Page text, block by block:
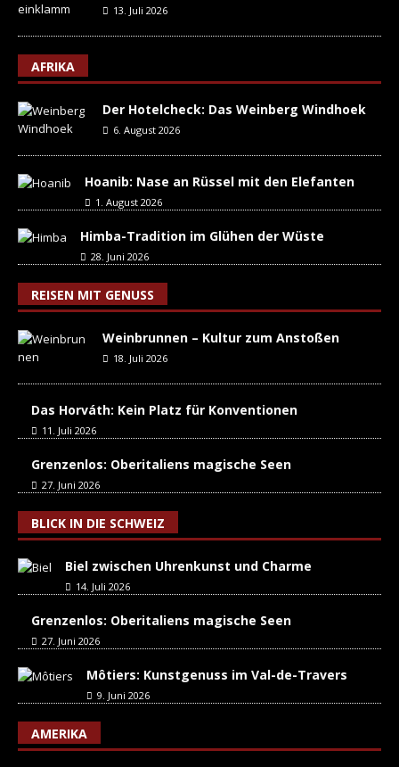
13. Juli 2026
AFRIKA
Der Hotelcheck: Das Weinberg Windhoek
6. August 2026
Hoanib: Nase an Rüssel mit den Elefanten
1. August 2026
Himba-Tradition im Glühen der Wüste
28. Juni 2026
REISEN MIT GENUSS
Weinbrunnen – Kultur zum Anstoßen
18. Juli 2026
Das Horváth: Kein Platz für Konventionen
11. Juli 2026
Grenzenlos: Oberitaliens magische Seen
27. Juni 2026
BLICK IN DIE SCHWEIZ
Biel zwischen Uhrenkunst und Charme
14. Juli 2026
Grenzenlos: Oberitaliens magische Seen
27. Juni 2026
Môtiers: Kunstgenuss im Val-de-Travers
9. Juni 2026
AMERIKA